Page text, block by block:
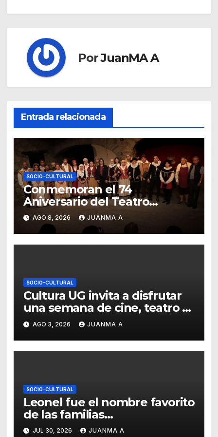
PorJuanMA A
Entrada relacionada
SOCIO-CULTURAL
Conmemoran el 74
Aniversario del Teatro
Universitario con una
representación del “Retablillo
jovial”
AGO 8, 2026 JUANMA A
SOCIO-CULTURAL
Cultura UG invita a disfrutar
una semana de cine, teatro y
exposiciones artísticas
AGO 3, 2026 JUANMA A
SOCIO-CULTURAL
Leonel fue el nombre favorito
de las familias
guanajuatenses
JUL 30, 2026 JUANMA A